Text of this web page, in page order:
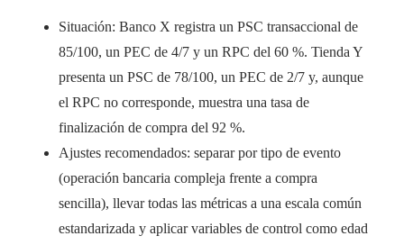
Situación: Banco X registra un PSC transaccional de
85/100, un PEC de 4/7 y un RPC del 60 %. Tienda Y
presenta un PSC de 78/100, un PEC de 2/7 y, aunque
el RPC no corresponde, muestra una tasa de
finalización de compra del 92 %.
Ajustes recomendados: separar por tipo de evento
(operación bancaria compleja frente a compra
sencilla), llevar todas las métricas a una escala común
estandarizada y aplicar variables de control como edad